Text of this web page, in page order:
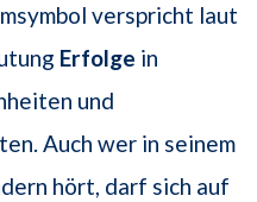
verspricht laut
Erfolge in
und
Auch wer in seinem
hört, darf sich auf